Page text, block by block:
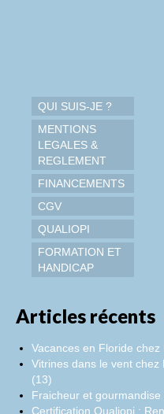
QUI SUIS-JE ?
MENTIONS
LEGALES &
REGLEMENT
FINANCEMENTS
CGV
QUALIOPI
FORMATION ET
HANDICAP
Articles récents
Vacances en Floride chez
Vitrines dans le vent chez
(13)
Fraicheur et gourmandise
Certification Qualiopi :